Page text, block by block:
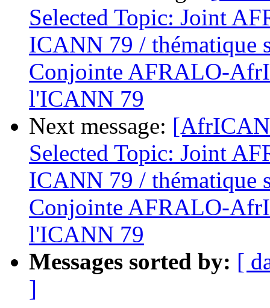
Selected Topic: Joint
ICANN 79 / thématique
Conjointe AFRALO-
l'ICANN 79
Next message:
Selected Topic: Joint
ICANN 79 / thématique
Conjointe AFRALO-
l'ICANN 79
Messages sorted by: [
]